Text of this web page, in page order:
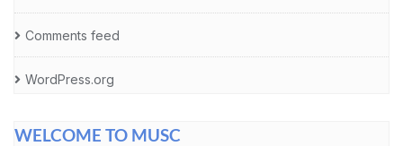
Comments feed
WordPress.org
WELCOME TO MUSC